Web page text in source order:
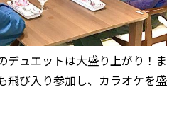
デュエットは大盛り上がり！ま
飛び入り参加し、カラオケを盛